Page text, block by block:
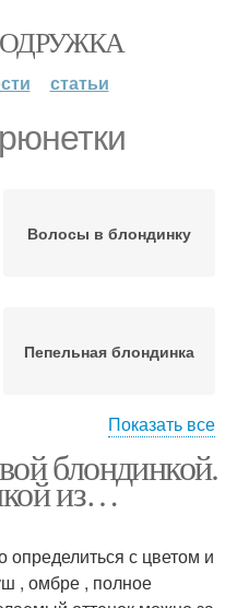
статьи
Волосы в блондинку
Пепельная блондинка
Блондинка без краски
Блондинка в домашних
условиях
Показать все
блондинкой.
из…
с цветом и
, омбре , полное